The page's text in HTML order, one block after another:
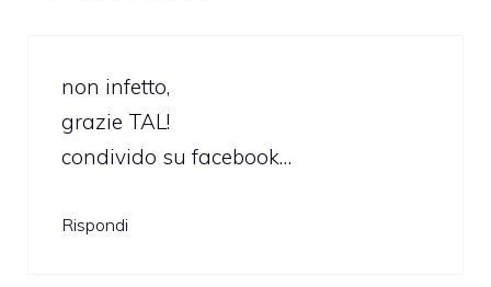
non infetto,
grazie TAL!
condivido su facebook…
Rispondi